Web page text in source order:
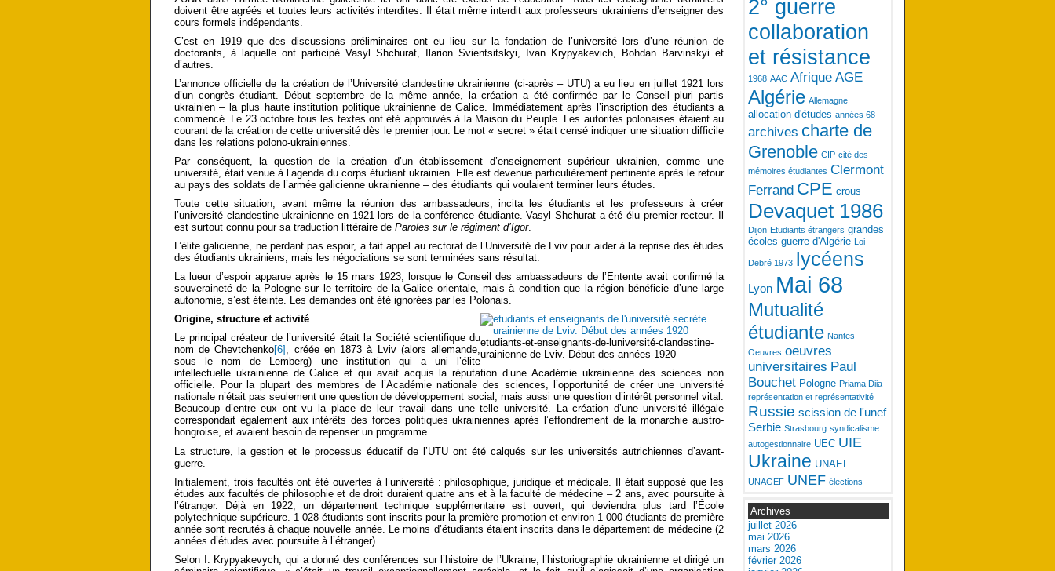
doivent être agréés et toutes leurs activités interdites. Il était même interdit aux professeurs ukrainiens d’enseigner des
cours formels indépendants.
C’est en 1919 que des discussions préliminaires ont eu lieu sur la fondation de l’université lors d’une réunion de
doctorants, à laquelle ont participé Vasyl Shchurat, Ilarion Svientsitskyi, Ivan Krypyakevich, Bohdan Barvinskyi et
d’autres.
L’annonce officielle de la création de l’Université clandestine ukrainienne (ci-après – UTU) a eu lieu en juillet 1921 lors
d’un congrès étudiant. Début septembre de la même année, la création a été confirmée par le Conseil pluri partis
ukrainien – la plus haute institution politique ukrainienne de Galice. Immédiatement après l’inscription des étudiants a
commencé. Le 23 octobre tous les textes ont été approuvés à la Maison du Peuple. Les autorités polonaises étaient au
courant de la création de cette université dès le premier jour. Le mot « secret » était censé indiquer une situation difficile
dans les relations polono-ukrainiennes.
Par conséquent, la question de la création d’un établissement d’enseignement supérieur ukrainien, comme une
université, était venue à l’agenda du corps étudiant ukrainien. Elle est devenue particulièrement pertinente après le retour
au pays des soldats de l’armée galicienne ukrainienne – des étudiants qui voulaient terminer leurs études.
Toute cette situation, avant même la réunion des ambassadeurs, incita les étudiants et les professeurs à créer
l’université clandestine ukrainienne en 1921 lors de la conférence étudiante. Vasyl Shchurat a été élu premier recteur. Il
est surtout connu pour sa traduction littéraire de Paroles sur le régiment d’Igor.
L’élite galicienne, ne perdant pas espoir, a fait appel au rectorat de l’Université de Lviv pour aider à la reprise des études
des étudiants ukrainiens, mais les négociations se sont terminées sans résultat.
La lueur d’espoir apparue après le 15 mars 1923, lorsque le Conseil des ambassadeurs de l’Entente avait confirmé la
souveraineté de la Pologne sur le territoire de la Galice orientale, mais à condition que la région bénéficie d’une large
autonomie, s’est éteinte. Les demandes ont été ignorées par les Polonais.
etudiants-et-enseignants-de-luniversité-clandestine-
urainienne-de-Lviv.-Début-des-années-1920
Origine, structure et activité
Le principal créateur de l’université était la Société scientifique du
nom de Chevtchenko[6] , créée en 1873 à Lviv (alors allemande,
sous le nom de Lemberg) une institution qui a uni l’élite
intellectuelle ukrainienne de Galice et qui avait acquis la réputation d’une Académie ukrainienne des sciences non
officielle. Pour la plupart des membres de l’Académie nationale des sciences, l’opportunité de créer une université
nationale n’était pas seulement une question de développement social, mais aussi une question d’intérêt personnel vital.
Beaucoup d’entre eux ont vu la place de leur travail dans une telle université. La création d’une université illégale
correspondait également aux intérêts des forces politiques ukrainiennes après l’effondrement de la monarchie austro-
hongroise, et avaient besoin de repenser un programme.
La structure, la gestion et le processus éducatif de l’UTU ont été calqués sur les universités autrichiennes d’avant-
guerre.
Initialement, trois facultés ont été ouvertes à l’université : philosophique, juridique et médicale. Il était supposé que les
études aux facultés de philosophie et de droit duraient quatre ans et à la faculté de médecine – 2 ans, avec poursuite à
l’étranger. Déjà en 1922, un département technique supplémentaire est ouvert, qui deviendra plus tard l’École
polytechnique supérieure. 1 028 étudiants sont inscrits pour la première promotion et environ 1 000 étudiants de première
année sont recrutés à chaque nouvelle année. Le moins d’étudiants étaient inscrits dans le département de médecine (2
années d’études avec poursuite à l’étranger).
Selon I. Krypyakevych, qui a donné des conférences sur l’histoire de l’Ukraine, l’historiographie ukrainienne et dirigé un
2° guerre
collaboration
et résistance
1968 AAC Afrique AGE
Algérie Allemagne
allocation d'études années 68
archives charte de
Grenoble CIP cité des
mémoires étudiantes Clermont
Ferrand CPE crous
Devaquet 1986
Dijon Etudiants étrangers grandes
écoles guerre d'Algérie Loi
Debré 1973 lycéens
Lyon Mai 68
Mutualité
étudiante Nantes
Oeuvres oeuvres
universitaires Paul
Bouchet Pologne Priama Diia
représentation et représentativité
Russie scission de l'unef
Serbie Strasbourg syndicalisme
autogestionnaire UEC UIE
Ukraine UNAEF
UNAGEF UNEF élections
Archives
juillet 2026
mai 2026
mars 2026
février 2026